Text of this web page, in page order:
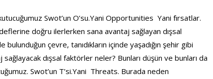
Swot’un O’su.Yani Opportunities Yani fırsatlar.
doğru ilerlerken sana avantaj sağlayan dışsal
çevre, tanıdıkların içinde yaşadığın şehir gibi
dışsal faktörler neler? Bunları düşün ve bunları da
Swot’un T’si.Yani Threats. Burada neden